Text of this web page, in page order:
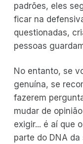
padrões, eles
ficar na
questionadas,
pessoas
No entanto, se
genuína, se
fazerem
mudar de
exigir... é aí que
parte do DNA da